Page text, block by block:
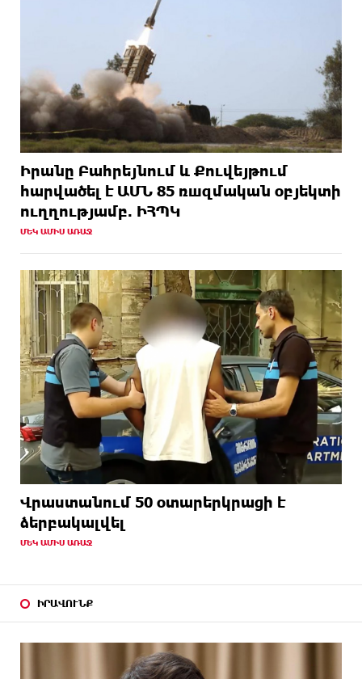
Իրանը Բահրեյնում և Քուվեյթում
hարվածել է ԱՄՆ 85 ռшզմական օբյեկտի
ուղղությամբ. ԻՀՊԿ
ՄԵԿ ԱՄԻՍ ԱՌԱՋ
Վրաստանում 50 օտարերկրացի է
ձերբակալվել
ՄԵԿ ԱՄԻՍ ԱՌԱՋ
ԻՐԱՎՈՒՆՔ